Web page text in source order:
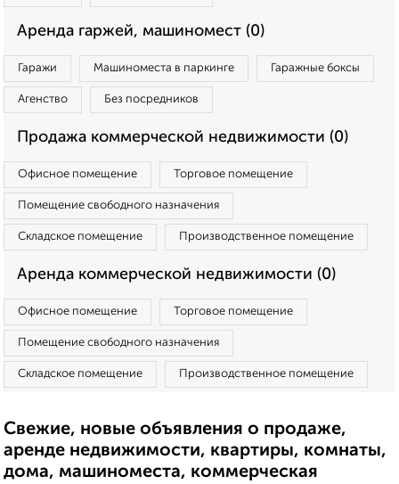
Аренда гаржей, машиномест (0)
Гаражи Машиноместа в паркинге Гаражные боксы
Агенство Без посредников
Продажа коммерческой недвижимости (0)
Офисное помещение Торговое помещение
Помещение свободного назначения
Складское помещение Производственное помещение
Аренда коммерческой недвижимости (0)
Офисное помещение Торговое помещение
Помещение свободного назначения
Складское помещение Производственное помещение
Свежие, новые объявления о продаже,
аренде недвижимости, квартиры, комнаты,
дома, машиноместа, коммерческая